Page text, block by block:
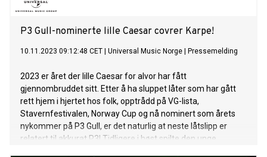
album Stick Season, som har fått tittelen Stic
P3 Gull-nominerte lille Caesar covrer Karpe!
10.11.2023 09:12:48 CET Universal Music Norge Pressemelding
2023 er året der lille Caesar for alvor har fått
gjennombruddet sitt. Etter å ha sluppet låter som har gått
rett hjem i hjertet hos folk, opptrådd på VG-lista,
Stavernfestivalen, Norway Cup og nå nominert som årets
nykommer på P3 Gull, er det naturlig at neste låtslipp er
relatert til akkurat P3! Tidligere i høst spilte den unge